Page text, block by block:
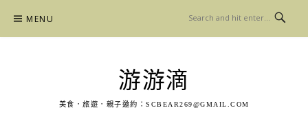
content
MENU
游游滴
美食．旅遊．親子邀約： SCBEAR269@GMAIL.COM